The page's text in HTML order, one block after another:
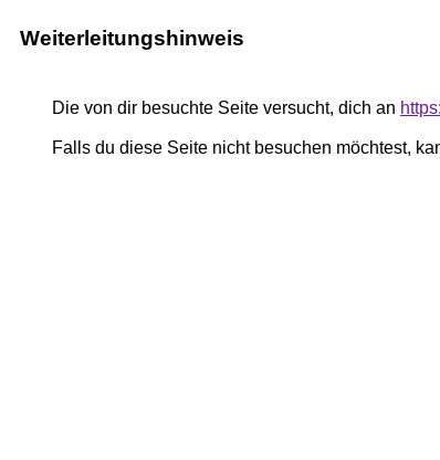
Weiterleitungshinweis
Die von dir besuchte Seite versucht, dich an
Falls du diese Seite nicht besuchen möchtest,